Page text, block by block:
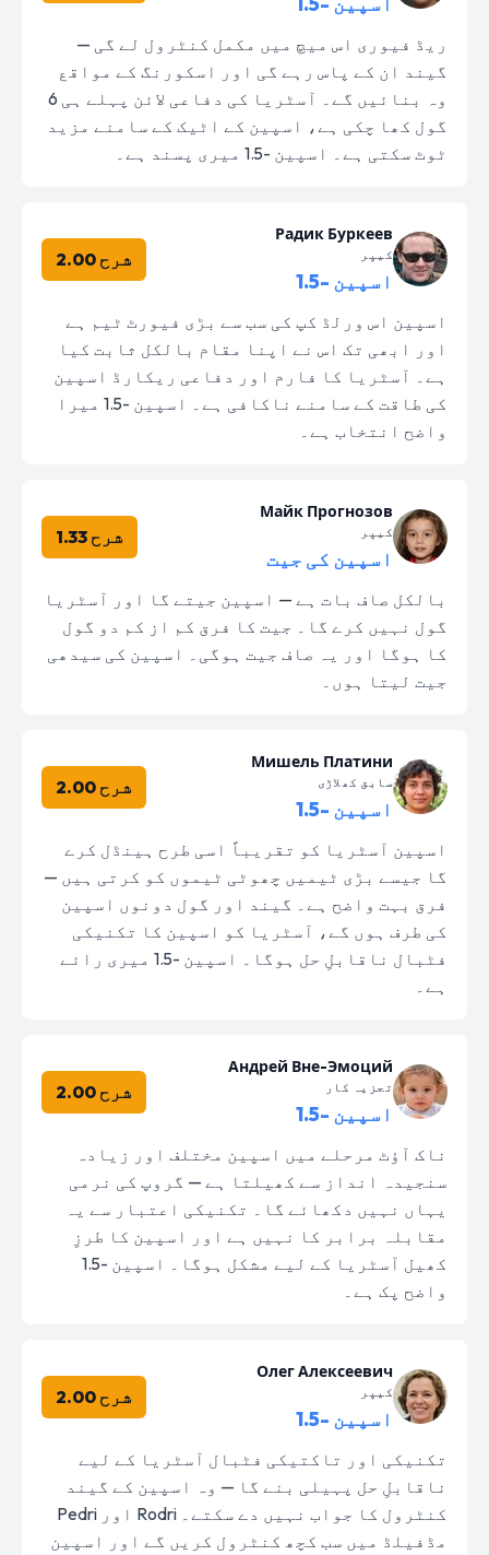
ریڈ فیوری اس میچ میں مکمل کنٹرول لے گی —
گیند ان کے پاس رہے گی اور اسکورنگ کے مواقع
وہ بنائیں گے۔ آسٹریا کی دفاعی لائن پہلے ہی 6
گول کھا چکی ہے، اسپین کے اٹیک کے سامنے مزید
ٹوٹ سکتی ہے۔ اسپین -1.5 میری پسند ہے۔
Радик Буркеев
کیپر
اسپین -1.5
شرح 2.00
اسپین اس ورلڈ کپ کی سب سے بڑی فیورٹ ٹیم ہے
اور ابھی تک اس نے اپنا مقام بالکل ثابت کیا
ہے۔ آسٹریا کا فارم اور دفاعی ریکارڈ اسپین
کی طاقت کے سامنے ناکافی ہے۔ اسپین -1.5 میرا
واضح انتخاب ہے۔
Майк Прогнозов
کیپر
اسپین کی جیت
شرح 1.33
بالکل صاف بات ہے — اسپین جیتے گا اور آسٹریا
گول نہیں کرے گا۔ جیت کا فرق کم از کم دو گول
کا ہوگا اور یہ صاف جیت ہوگی۔ اسپین کی سیدھی
جیت لیتا ہوں۔
Мишель Платини
سابق کھلاڑی
اسپین -1.5
شرح 2.00
اسپین آسٹریا کو تقریباً اسی طرح ہینڈل کرے
گا جیسے بڑی ٹیمیں چھوٹی ٹیموں کو کرتی ہیں —
فرق بہت واضح ہے۔ گیند اور گول دونوں اسپین
کی طرف ہوں گے، آسٹریا کو اسپین کا تکنیکی
فٹبال ناقابلِ حل ہوگا۔ اسپین -1.5 میری رائے
ہے۔
Андрей Вне-Эмоций
تجزیہ کار
اسپین -1.5
شرح 2.00
ناک آؤٹ مرحلے میں اسپین مختلف اور زیادہ
سنجیدہ انداز سے کھیلتا ہے — گروپ کی نرمی
یہاں نہیں دکھائے گا۔ تکنیکی اعتبار سے یہ
مقابلہ برابر کا نہیں ہے اور اسپین کا طرزِ
کھیل آسٹریا کے لیے مشکل ہوگا۔ اسپین -1.5
واضح پک ہے۔
Олег Алексеевич
کیپر
اسپین -1.5
شرح 2.00
تکنیکی اور تاکتیکی فٹبال آسٹریا کے لیے
ناقابلِ حل پہیلی بنے گا — وہ اسپین کے گیند
کنٹرول کا جواب نہیں دے سکتے۔ Rodri اور Pedri
مڈفیلڈ میں سب کچھ کنٹرول کریں گے اور اسپین